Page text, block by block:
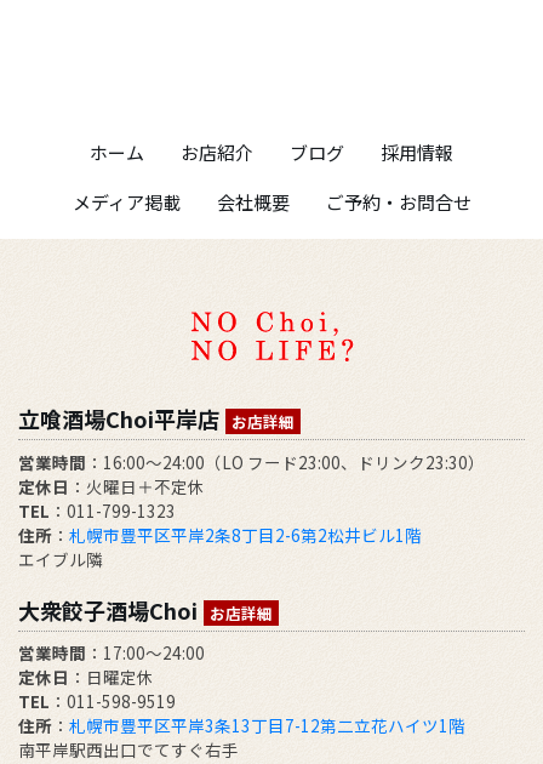
ホーム お店紹介 ブログ
採用情報
メディア掲載
会社概要 ご予約・お問合せ
立喰酒場Choi平岸店 お店詳細
営業時間 ：16:00～24:00（LO フード23:00、ドリンク23:30）
定休日 ：火曜日＋不定休
TEL ：011-799-1323
住所 ： 札幌市豊平区平岸2条8丁目2-6第2松井ビル1階
エイブル隣
大衆餃子酒場Choi お店詳細
営業時間 ：17:00～24:00
定休日 ：日曜定休
TEL ：011-598-9519
住所 ： 札幌市豊平区平岸3条13丁目7-12第二立花ハイツ1階
南平岸駅西出口でてすぐ右手